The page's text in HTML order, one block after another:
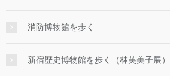
消防博物館を歩く
新宿歴史博物館を歩く（林芙美子展）